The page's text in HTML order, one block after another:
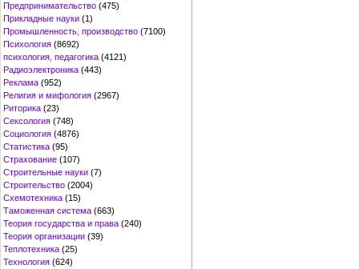
Предпринимательство (475)
Прикладные науки (1)
Промышленность, производство (7100)
Психология (8692)
психология, педагогика (4121)
Радиоэлектроника (443)
Реклама (952)
Религия и мифология (2967)
Риторика (23)
Сексология (748)
Социология (4876)
Статистика (95)
Страхование (107)
Строительные науки (7)
Строительство (2004)
Схемотехника (15)
Таможенная система (663)
Теория государства и права (240)
Теория организации (39)
Теплотехника (25)
Технология (624)